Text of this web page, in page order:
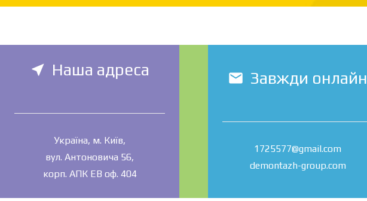
near_me Наша адреса
Україна, м. Київ,
вул. Антоновича 56,
корп. АПК ЕВ оф. 404
mail Завжди онлайн
1725577@gmail.com
demontazh-group.com